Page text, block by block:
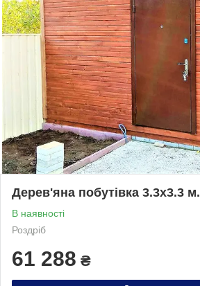
Дерев'яна побутівка 3.3х3.3 м.
В наявності
Роздріб
61 288 ₴